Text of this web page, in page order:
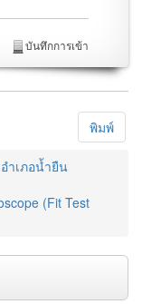
บันทึกการเข้า
พิมพ์
ำเภอน้ำยืน
(Fit Test